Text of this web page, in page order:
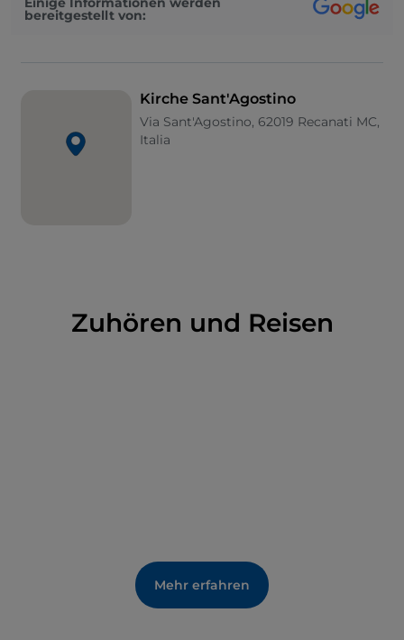
umgebaut, wobei jedoch Spuren des
bereitgestellt von:
Kirche Sant'Agostino
Via Sant'Agostino, 62019 Recanati MC,
Italia
Zuhören und Reisen
Mehr erfahren